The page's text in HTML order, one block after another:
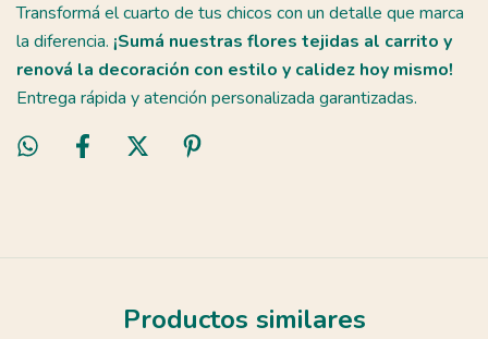
Transformá el cuarto de tus chicos con un detalle que marca
la diferencia. ¡Sumá nuestras flores tejidas al carrito y
renová la decoración con estilo y calidez hoy mismo!
Entrega rápida y atención personalizada garantizadas.
Productos similares